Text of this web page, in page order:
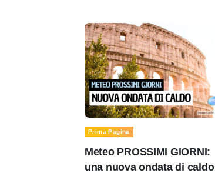
Prima Pagina
Meteo PROSSIMI GIORNI:
una nuova ondata di caldo